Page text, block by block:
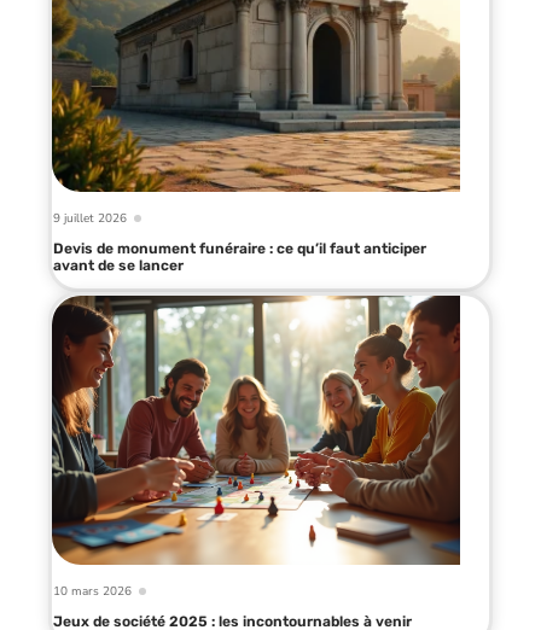
9 juillet 2026
Devis de monument funéraire : ce qu’il faut anticiper
avant de se lancer
10 mars 2026
Jeux de société 2025 : les incontournables à venir